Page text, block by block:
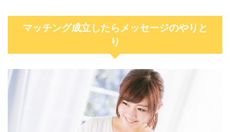
マッチング成立したらメッセージのやりと
り